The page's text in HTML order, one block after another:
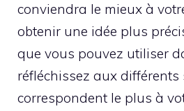
conviendra le mieux à
obtenir une idée plus
que vous pouvez utiliser
réfléchissez aux différents
correspondent le plus à